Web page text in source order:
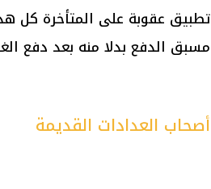
تطبيق عقوبة على المتأخرة كل
مسبق الدفع بدلا منه بعد دفع
أصحاب العدادات القديمة